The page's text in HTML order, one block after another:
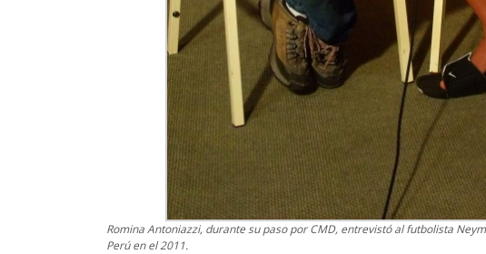
Romina Antoniazzi, durante su paso por CMD, entrevistó al futbolista
Perú en el 2011.